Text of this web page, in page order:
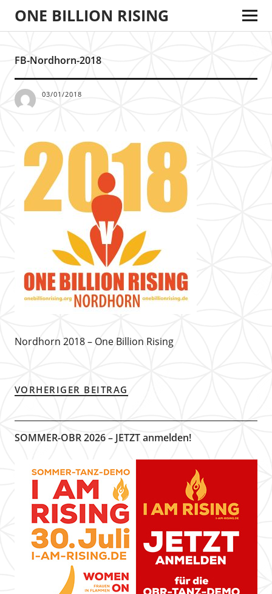
ONE BILLION RISING
FB-Nordhorn-2018
03/01/2018
Nordhorn 2018 – One Billion Rising
VORHERIGER BEITRAG
SOMMER-OBR 2026 – JETZT anmelden!